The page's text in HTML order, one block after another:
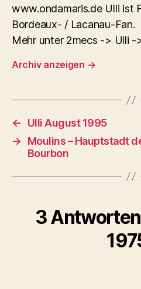
www.ondamaris.de Ulli ist
Bordeaux- / Lacanau-Fan.
Mehr unter 2mecs -> Ulli -
Archiv anzeigen →
←
Ulli August 1995
→
Moulins – Hauptstadt
Bourbon
3